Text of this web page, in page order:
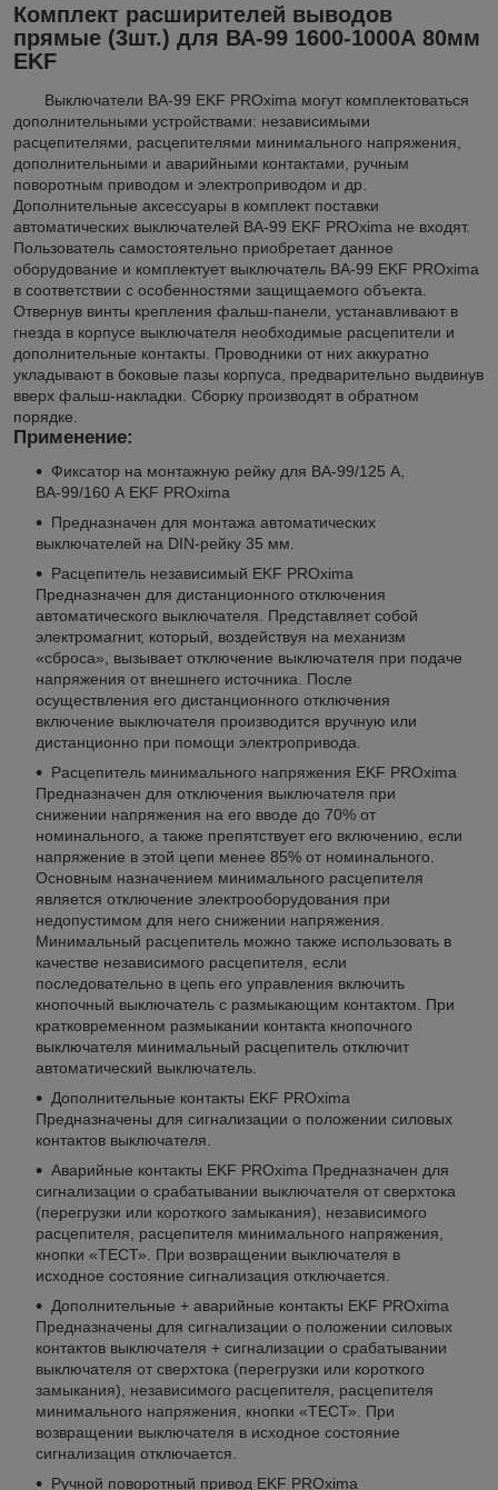
Комплект расширителей выводов
прямые (3шт.) для ВА-99 1600-1000А 80мм
EKF
Выключатели ВА-99 EKF PROxima могут комплектоваться
дополнительными устройствами: независимыми
расцепителями, расцепителями минимального напряжения,
дополнительными и аварийными контактами, ручным
поворотным приводом и электроприводом и др.
Дополнительные аксессуары в комплект поставки
автоматических выключателей ВА-99 EKF PROxima не входят.
Пользователь самостоятельно приобретает данное
оборудование и комплектует выключатель ВА-99 EKF PROxima
в соответствии с особенностями защищаемого объекта.
Отвернув винты крепления фальш-панели, устанавливают в
гнезда в корпусе выключателя необходимые расцепители и
дополнительные контакты. Проводники от них аккуратно
укладывают в боковые пазы корпуса, предварительно выдвинув
вверх фальш-накладки. Сборку производят в обратном
порядке.
Применение:
Фиксатор на монтажную рейку для ВА-99/125 А,
ВА-99/160 А EKF PROxima
Предназначен для монтажа автоматических
выключателей на DIN-рейку 35 мм.
Расцепитель независимый EKF PROxima
Предназначен для дистанционного отключения
автоматического выключателя. Представляет собой
электромагнит, который, воздействуя на механизм
«сброса», вызывает отключение выключателя при подаче
напряжения от внешнего источника. После
осуществления его дистанционного отключения
включение выключателя производится вручную или
дистанционно при помощи электропривода.
Расцепитель минимального напряжения EKF PROxima
Предназначен для отключения выключателя при
снижении напряжения на его вводе до 70% от
номинального, а также препятствует его включению, если
напряжение в этой цепи менее 85% от номинального.
Основным назначением минимального расцепителя
является отключение электрооборудования при
недопустимом для него снижении напряжения.
Минимальный расцепитель можно также использовать в
качестве независимого расцепителя, если
последовательно в цепь его управления включить
кнопочный выключатель с размыкающим контактом. При
кратковременном размыкании контакта кнопочного
выключателя минимальный расцепитель отключит
автоматический выключатель.
Дополнительные контакты EKF PROxima
Предназначены для сигнализации о положении силовых
контактов выключателя.
Аварийные контакты EKF PROxima Предназначен для
сигнализации о срабатывании выключателя от сверхтока
(перегрузки или короткого замыкания), независимого
расцепителя, расцепителя минимального напряжения,
кнопки «ТЕСТ». При возвращении выключателя в
исходное состояние сигнализация отключается.
Дополнительные + аварийные контакты EKF PROxima
Предназначены для сигнализации о положении силовых
контактов выключателя + сигнализации о срабатывании
выключателя от сверхтока (перегрузки или короткого
замыкания), независимого расцепителя, расцепителя
минимального напряжения, кнопки «ТЕСТ». При
возвращении выключателя в исходное состояние
сигнализация отключается.
Ручной поворотный привод EKF PROxima